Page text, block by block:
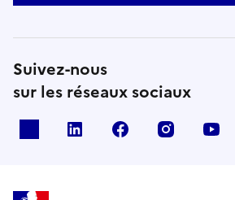
Suivez-nous
sur les réseaux sociaux
linkedin facebook instagram